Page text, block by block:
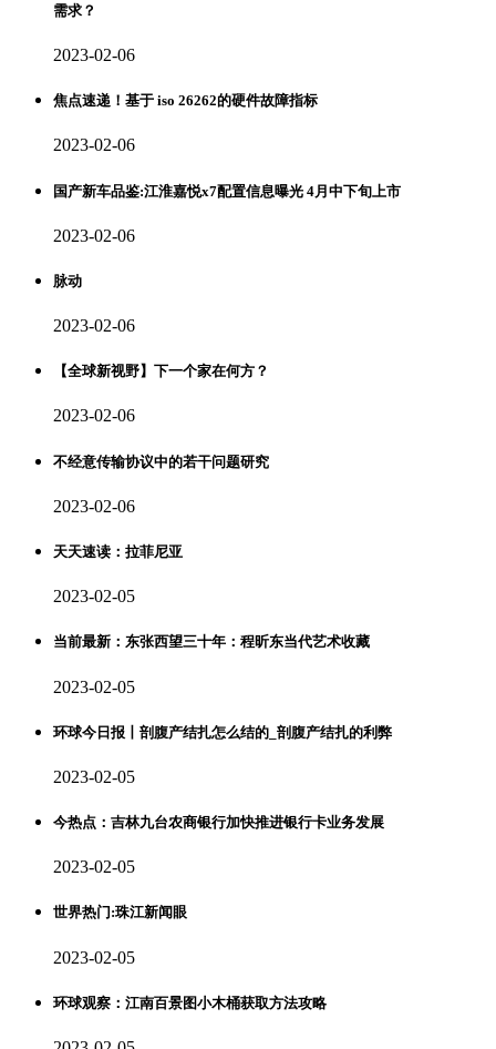
需求？
2023-02-06
焦点速递！基于 iso 26262的硬件故障指标
2023-02-06
国产新车品鉴:江淮嘉悦x7配置信息曝光 4月中下旬上市
2023-02-06
脉动
2023-02-06
【全球新视野】下一个家在何方？
2023-02-06
不经意传输协议中的若干问题研究
2023-02-06
天天速读：拉菲尼亚
2023-02-05
当前最新：东张西望三十年：程昕东当代艺术收藏
2023-02-05
环球今日报丨剖腹产结扎怎么结的_剖腹产结扎的利弊
2023-02-05
今热点：吉林九台农商银行加快推进银行卡业务发展
2023-02-05
世界热门:珠江新闻眼
2023-02-05
环球观察：江南百景图小木桶获取方法攻略